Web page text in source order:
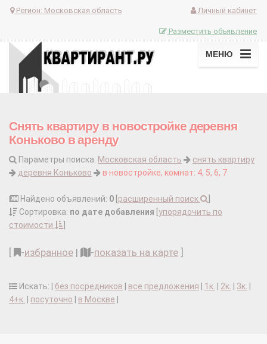
Регион: Московская область Личный кабинет
Разместить объявление
МЕНЮ
Снять квартиру в новостройке деревня
Коньково в аренду
Параметры поиска: Московская область
снять квартиру
деревня Коньково
в новостройке, комнат: 4, 5, 6, 7
Найдено объявлений: 0 расширенный поиск
Сортировка: по дате добавления упорядочить по
стоимости
-избранное | -показать на карте
Искать: | без посредников все предложения 1к. 2к. 3к.
4+к.
посуточно в Москве